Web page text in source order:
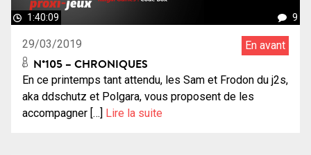
1:40:09 9
29/03/2019 En avant
N°105 – CHRONIQUES
En ce printemps tant attendu, les Sam et Frodon du j2s,
aka ddschutz et Polgara, vous proposent de les
accompagner […] Lire la suite